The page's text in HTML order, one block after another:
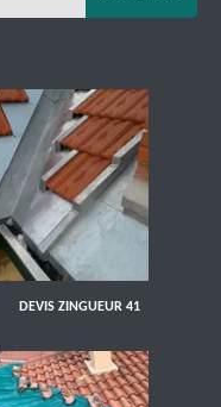
DEVIS ZINGUEUR 41